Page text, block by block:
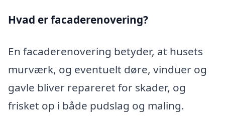
Hvad er facaderenovering?
En facaderenovering betyder, at husets
murværk, og eventuelt døre, vinduer og
gavle bliver repareret for skader, og
frisket op i både pudslag og maling.